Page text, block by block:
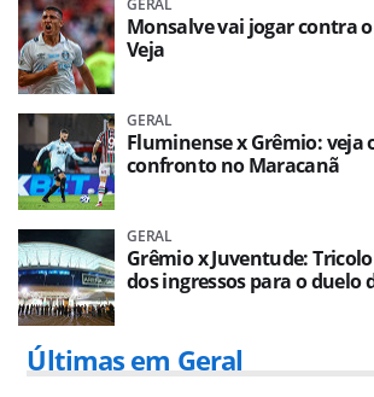
GERAL
Monsalve vai jogar contra
Veja
GERAL
Fluminense x Grêmio: veja
confronto no Maracanã
GERAL
Grêmio x Juventude:
dos ingressos para o duelo
Últimas em Geral